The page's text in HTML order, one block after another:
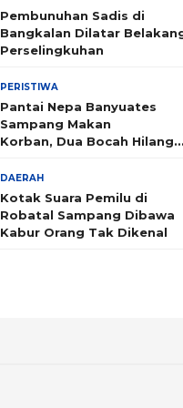
Pembunuhan Sadis di
Bangkalan Dilatar
Perselingkuhan
PERISTIWA
Pantai Nepa Banyuates
Sampang Makan
Korban, Dua Bocah Hilang
DAERAH
Kotak Suara Pemilu di
Robatal Sampang Dibawa
Kabur Orang Tak Dikenal